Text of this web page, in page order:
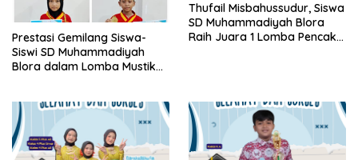
Prestasi Gemilang Siswa-
Siswi SD Muhammadiyah
Blora dalam Lomba Mustika
Thufail Misbahussudur, Siswa
SD Muhammadiyah Blora
Raih Juara 1 Lomba Pencak